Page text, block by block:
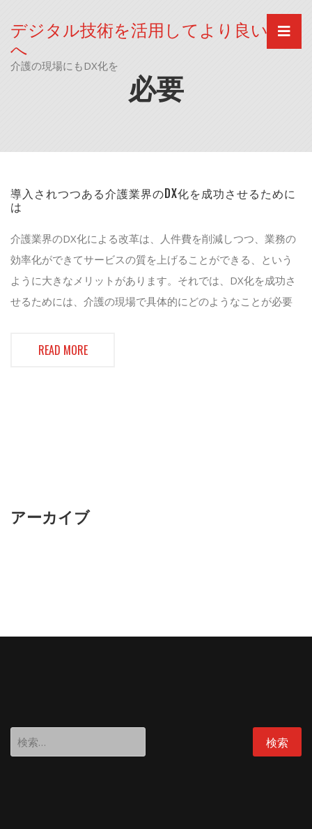
content
デジタル技術を活用してより良い社会
へ
介護の現場にもDX化を 必要
導入されつつある介護業界のDX化を成功させるために
は
介護業界のDX化による改革は、人件費を削減しつつ、業務の
効率化ができてサービスの質を上げることができる、という
ように大きなメリットがあります。それでは、DX化を成功さ
せるためには、介護の現場で具体的にどのようなことが必要
READ MORE
アーカイブ
検
索: